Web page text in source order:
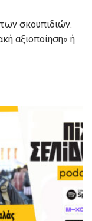
σκουπιδιών.
αξιοποίηση» ή